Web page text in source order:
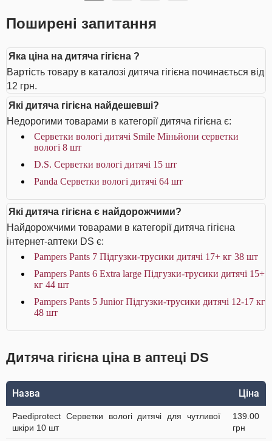
Поширені запитання
Яка ціна на дитяча гігієна ?
Вартість товару в каталозі дитяча гігієна починається від
12 грн.
Які дитяча гігієна найдешевші?
Недорогими товарами в категорії дитяча гігієна є:
Серветки вологі дитячі Smile Міньйони серветки
вологі 8 шт
D.S. Серветки вологі дитячі 15 шт
Panda Серветки вологі дитячі 64 шт
Які дитяча гігієна є найдорожчими?
Найдорожчими товарами в категорії дитяча гігієна
інтернет-аптеки DS є:
Pampers Pants 7 Підгузки-трусики дитячі 17+ кг 38 шт
Pampers Pants 6 Extra large Підгузки-трусики дитячі 15+
кг 44 шт
Pampers Pants 5 Junior Підгузки-трусики дитячі 12-17 кг
48 шт
Дитяча гігієна ціна в аптеці DS
Назва Ціна
Paediprotect Серветки вологі дитячі для чутливої
шкіри 10 шт
139.00
грн